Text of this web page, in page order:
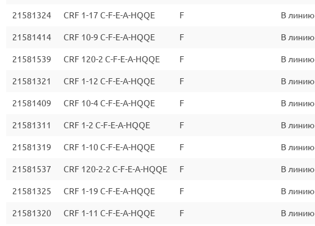
21581324 CRF 1-17 C-F-E-A-HQQE F В линию
21581414 CRF 10-9 C-F-E-A-HQQE F В линию
21581539 CRF 120-2 C-F-E-A-HQQE F В линию
21581321 CRF 1-12 C-F-E-A-HQQE F В линию
21581409 CRF 10-4 C-F-E-A-HQQE F В линию
21581311 CRF 1-2 C-F-E-A-HQQE F В линию
21581319 CRF 1-10 C-F-E-A-HQQE F В линию
21581537 CRF 120-2-2 C-F-E-A-HQQE F В линию
21581325 CRF 1-19 C-F-E-A-HQQE F В линию
21581320 CRF 1-11 C-F-E-A-HQQE F В линию